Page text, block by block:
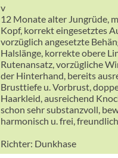
v
12 Monate alter Jungrüde,
Kopf, korrekt eingesetztes
vorzüglich angesetzte
Halslänge, korrekte obere
Rutenansatz, vorzügliche
der Hinterhand, bereits
Brusttiefe u. Vorbrust,
Haarkleid, ausreichend
schon sehr substanzvoll,
harmonisch u. frei,
Richter: Dunkhase